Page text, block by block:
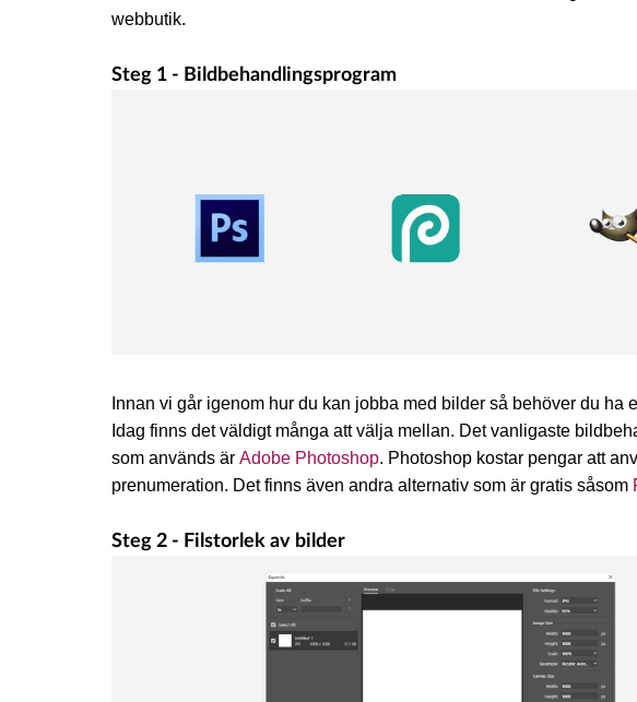
webbutik.
Steg 1 - Bildbehandlingsprogram
Innan vi går igenom hur du kan jobba med bilder så behöver du ha
Idag finns det väldigt många att välja mellan. Det vanligaste
som används är Adobe Photoshop. Photoshop kostar pengar att
prenumeration. Det finns även andra alternativ som är gratis såsom
Steg 2 - Filstorlek av bilder